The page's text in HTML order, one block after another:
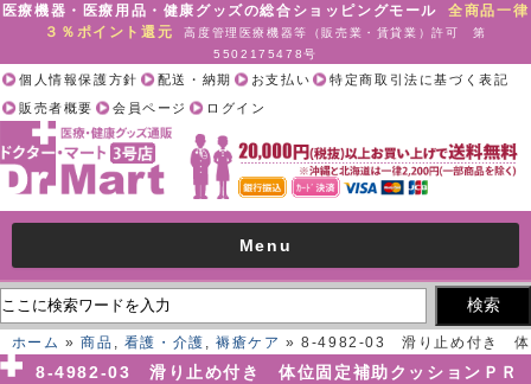
医療機器・医療用品・健康グッズの総合ショッピングモール全商品一律
３％ポイント還元
高度管理医療機器等（販売業・賃貸業）許可 第
5502175478号
個人情報保護方針 配送・納期 お支払い
特定商取引法に基づく表記
販売者概要
会員ページ ログイン
Menu
ホーム »商品 , 看護・介護 , 褥瘡ケア » 8-4982-03 滑り止め付き 体
位固定補助クッションＰＲＯ （８００×２４０×１２０ｍｍ）[個](as1-
8-4982-03 滑り止め付き 体位固定補助クッションＰＲ